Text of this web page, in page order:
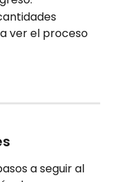
ver el proceso
a seguir al